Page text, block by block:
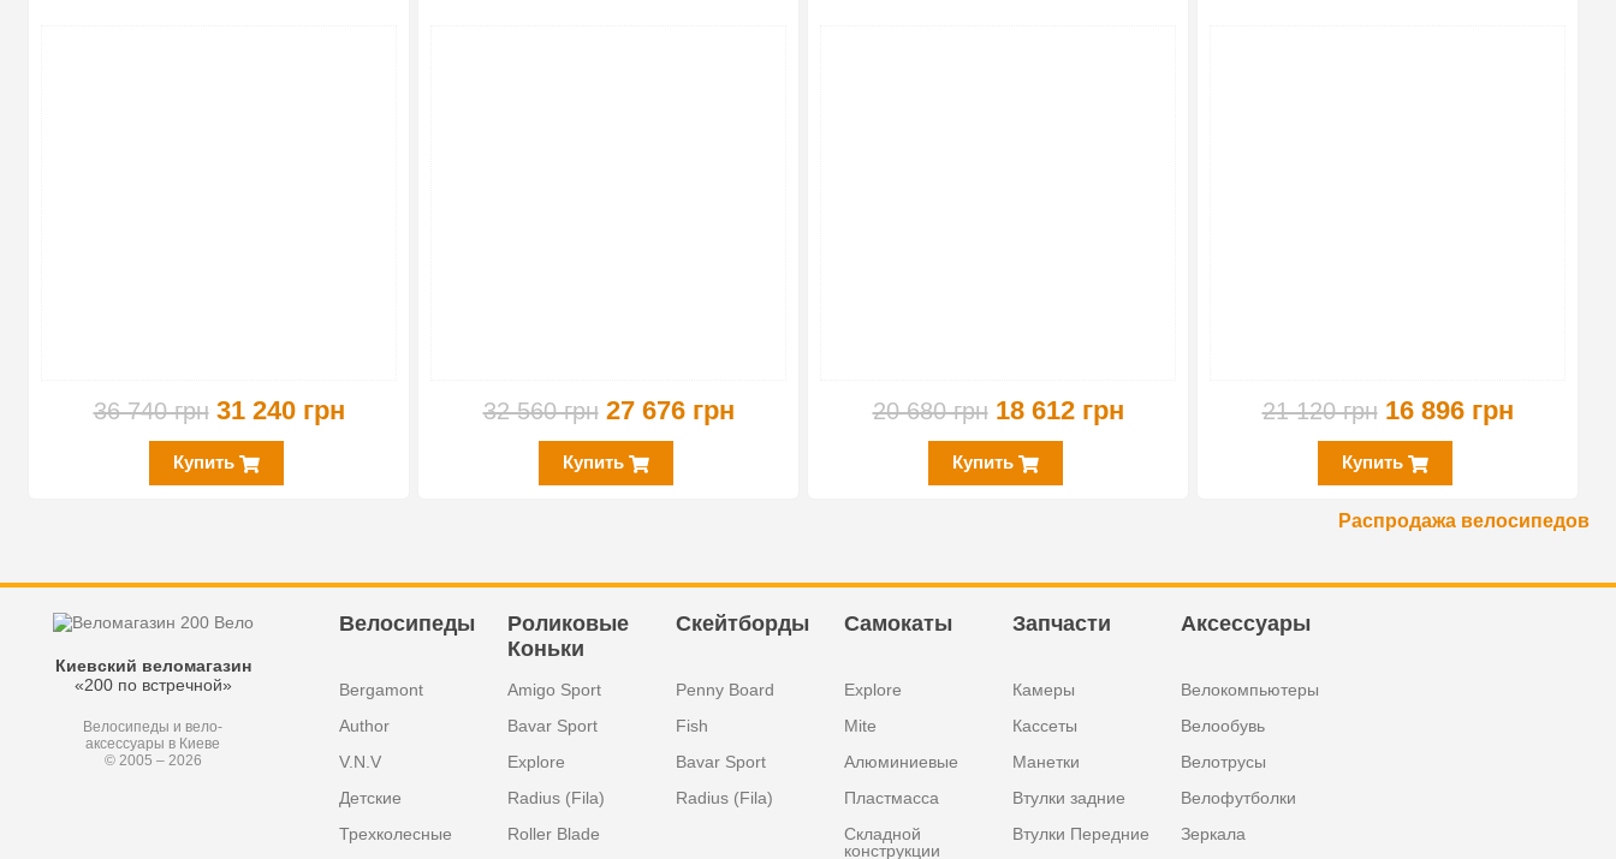
36 740 грн 31 240 грн
Купить
32 560 грн 27 676 грн
Купить
20 680 грн 18 612 грн
Купить
21 120 грн 16 896 грн
Купить
Распродажа велосипедов
Киевский веломагазин
«200 по встречной»
Велосипеды и вело-
аксессуары в Киеве
© 2005 – 2026
Велосипеды
Bergamont
Author
V.N.V
Детские
Трехколесные
Роликовые
Коньки
Amigo Sport
Bavar Sport
Explore
Radius (Fila)
Roller Blade
Скейтборды
Penny Board
Fish
Bavar Sport
Radius (Fila)
Самокаты
Explore
Mite
Алюминиевые
Пластмасса
Складной
конструкции
Запчасти
Камеры
Кассеты
Манетки
Втулки задние
Втулки Передние
Аксессуары
Велокомпьютеры
Велообувь
Велотрусы
Велофутболки
Зеркала